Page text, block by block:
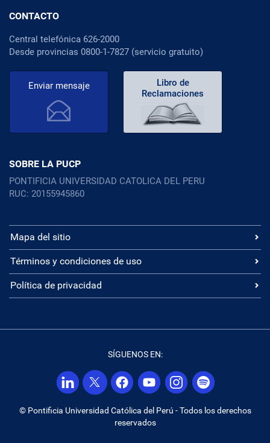
CONTACTO
Central telefónica 626-2000
Desde provincias 0800-1-7827 (servicio gratuito)
Enviar mensaje
Libro de
Reclamaciones
SOBRE LA PUCP
PONTIFICIA UNIVERSIDAD CATOLICA DEL PERU
RUC: 20155945860
Mapa del sitio
Términos y condiciones de uso
Política de privacidad
SÍGUENOS EN:
© Pontificia Universidad Católica del Perú - Todos los derechos
reservados